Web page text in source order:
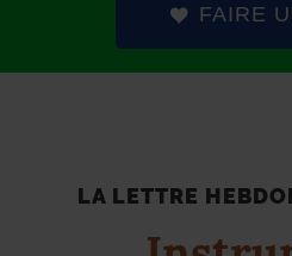
FAIRE
LA LETTRE